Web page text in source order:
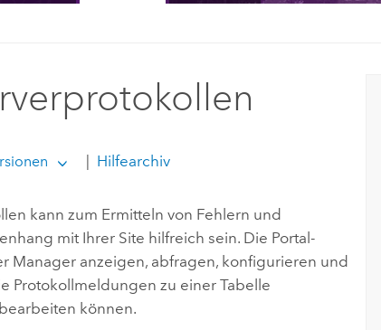
| Hilfearchiv
kann zum Ermitteln von Fehlern und
mit Ihrer Site hilfreich sein. Die Portal-
Manager anzeigen, abfragen, konfigurieren und
Protokollmeldungen zu einer Tabelle
können.